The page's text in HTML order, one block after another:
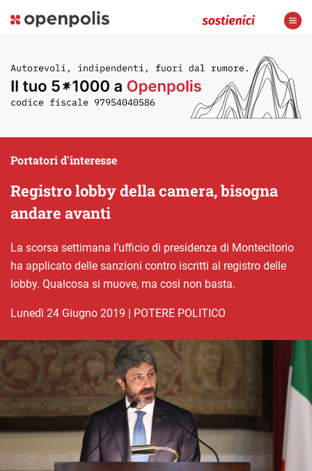
Registro lobby della camera, bisogna
andare avanti
Portatori d'interesse
La scorsa settimana l’ufficio di presidenza di Montecitorio
ha applicato delle sanzioni contro iscritti al registro delle
lobby. Qualcosa si muove, ma così non basta.
lunedì 24 Giugno 2019 | POTERE POLITICO